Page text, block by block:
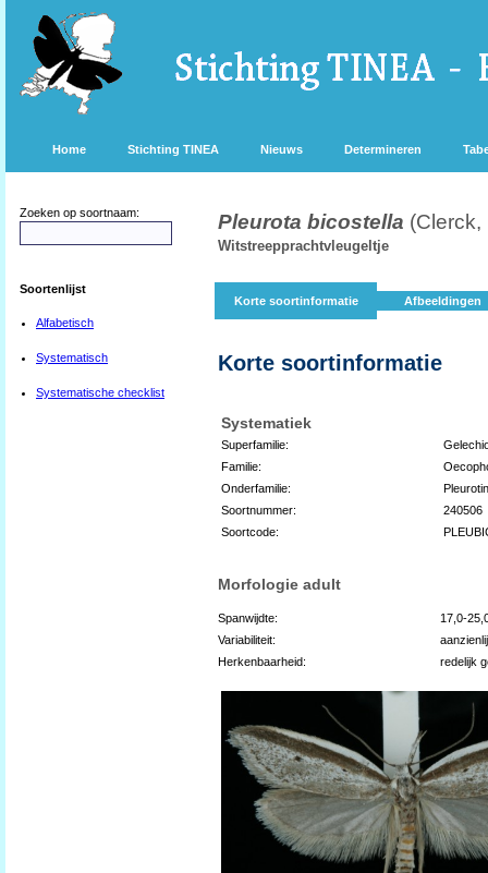
Home Stichting TINEA Nieuws Determineren
Zoeken op soortnaam:
Soortenlijst
Alfabetisch
Systematisch
Systematische checklist
Pleurota bicostella (Clerck,
Witstreepprachtvleugeltje
Korte soortinformatie Afbeeldingen
Korte soortinformatie
Systematiek
Superfamilie:
Familie:
Onderfamilie:
Soortnummer:
240506
Soortcode:
Morfologie adult
Spanwijdte:
17,0-
Variabiliteit:
Herkenbaarheid:
redelijk